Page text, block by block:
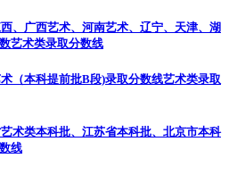
、广西艺术、河南艺术、辽宁、天津、湖
艺术类录取分数线
（本科提前批B段)录取分数线艺术类录取
术类本科批、江苏省本科批、北京市本科
线